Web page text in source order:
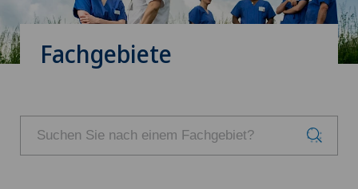
Fachgebiete